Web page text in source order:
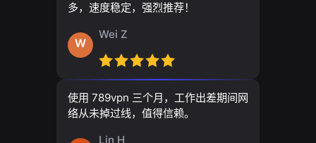
多，速度稳定，强烈推荐！
W
Wei Z
使用 789vpn 三个月，工作出差期间网
络从未掉过线，值得信赖。
Lin H